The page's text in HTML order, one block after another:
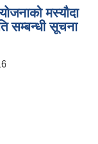
मस्यौदा
सम्बन्धी सूचना